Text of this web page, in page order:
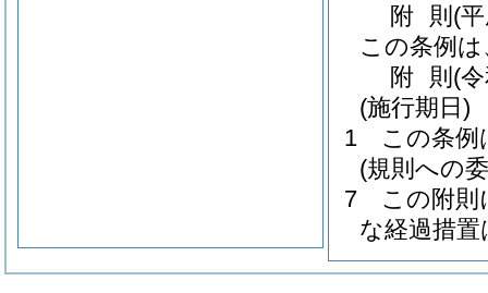
附 則 (
この条例
附 則 (
(施行期日)
1
この条例
(規則への
7
この附
な経過措